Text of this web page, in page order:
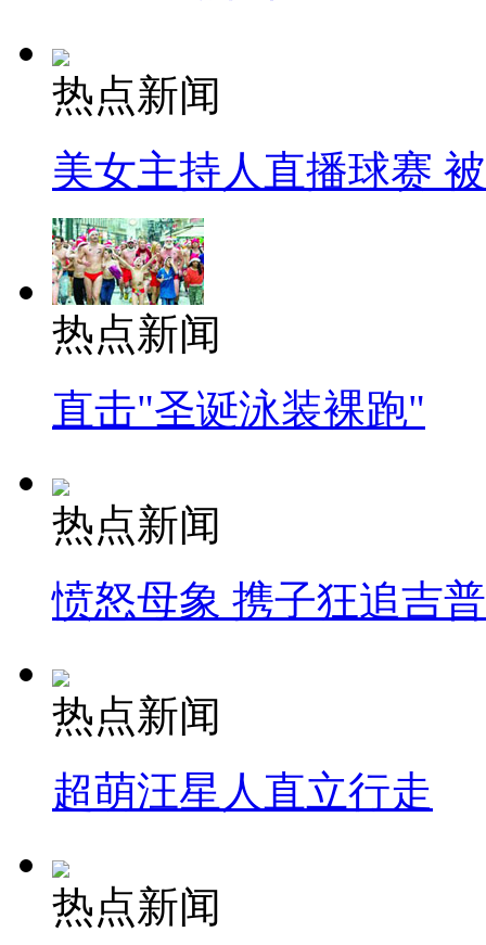
热点新闻
美女主持人直播球赛
热点新闻
直击"圣诞泳装裸跑"
热点新闻
愤怒母象 携子狂追吉
热点新闻
超萌汪星人直立行走
热点新闻